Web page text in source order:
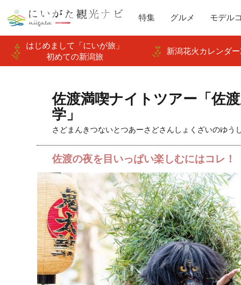
特集 グルメ モデル
はじめまして「にいが旅」
初めての新潟旅
新潟花火カレンダー
佐渡満喫ナイトツアー「佐
学」
さどまんきつないとつあーさどさんしょくざいのゆ
佐渡の夜を目いっぱい楽しむにはコレ！